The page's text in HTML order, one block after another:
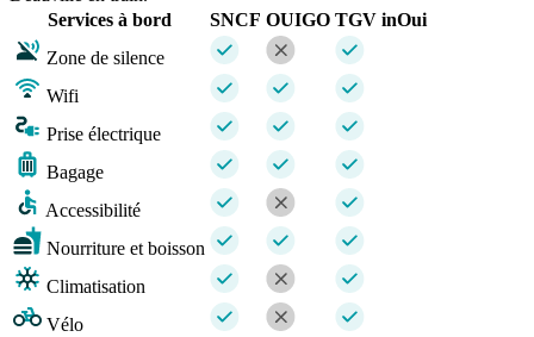
Services à bord
SNCF OUIGO TGV inOui
Zone de silence
Wifi
Prise électrique
Bagage
Accessibilité
Nourriture et boisson
Climatisation
Vélo